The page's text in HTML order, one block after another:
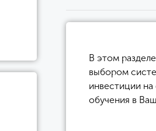
В этом
выбором
инвестиции
обучения в